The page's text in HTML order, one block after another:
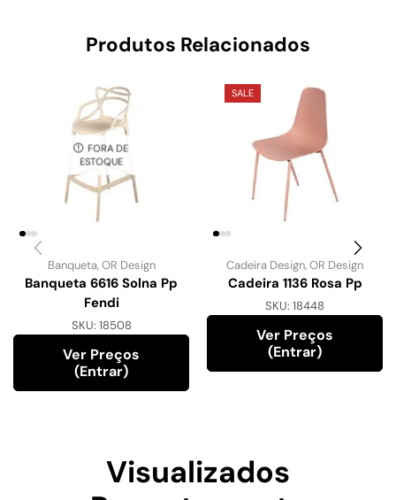
Produtos Relacionados
FORA DE
ESTOQUE
Banqueta,OR Design
Banqueta 6616 Solna Pp
Fendi
SKU: 18508
Ver Preços
(entrar)
SALE
Cadeira Design,OR Design
Cadeira 1136 Rosa Pp
SKU: 18448
Ver Preços
(entrar)
Visualizados